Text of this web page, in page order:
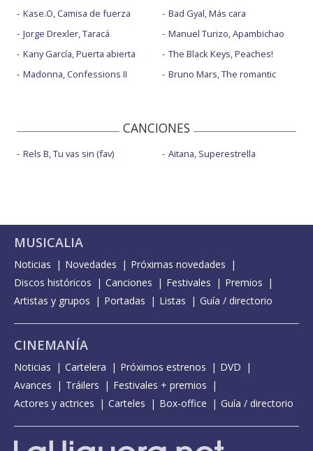
Kase.O, Camisa de fuerza
Jorge Drexler, Taracá
Kany García, Puerta abierta
Madonna, Confessions II
Bad Gyal, Más cara
Manuel Turizo, Apambichao
The Black Keys, Peaches!
Bruno Mars, The romantic
CANCIONES
Rels B, Tu vas sin (fav) Aitana, Superestrella
MUSICALIA
Noticias Novedades
Próximas novedades
Discos históricos
Canciones Festivales
Premios
Artistas y grupos
Portadas Listas Guía / directorio
CINEMANÍA
Noticias Cartelera Próximos estrenos
DVD
Avances
Tráilers
Festivales + premios
Actores y actrices
Carteles Box-office Guía / directorio